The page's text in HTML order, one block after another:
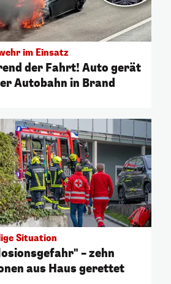
im Einsatz
der Fahrt! Auto gerät
Autobahn in Brand
Situation
– zehn
aus Haus gerettet